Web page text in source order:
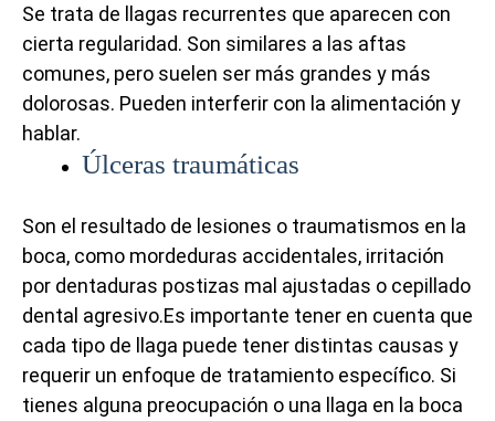
Se trata de llagas recurrentes que aparecen con
cierta regularidad. Son similares a las aftas
comunes, pero suelen ser más grandes y más
dolorosas. Pueden interferir con la alimentación y
hablar.
Úlceras traumáticas
Son el resultado de lesiones o traumatismos en la
boca, como mordeduras accidentales, irritación
por dentaduras postizas mal ajustadas o cepillado
dental agresivo.Es importante tener en cuenta que
cada tipo de llaga puede tener distintas causas y
requerir un enfoque de tratamiento específico. Si
tienes alguna preocupación o una llaga en la boca